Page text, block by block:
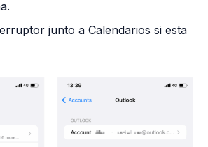
junto a Calendarios si esta